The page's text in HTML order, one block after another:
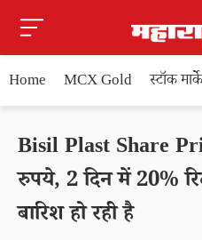
Home MCX Gold स्टॉक
Bisil Plast Share
रुपये, 2 दिन में 20%
बारिश हो रही है